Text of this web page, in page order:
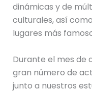
dinámicas y de
culturales, así
lugares más
Durante el mes de
gran número de
junto a nuestros